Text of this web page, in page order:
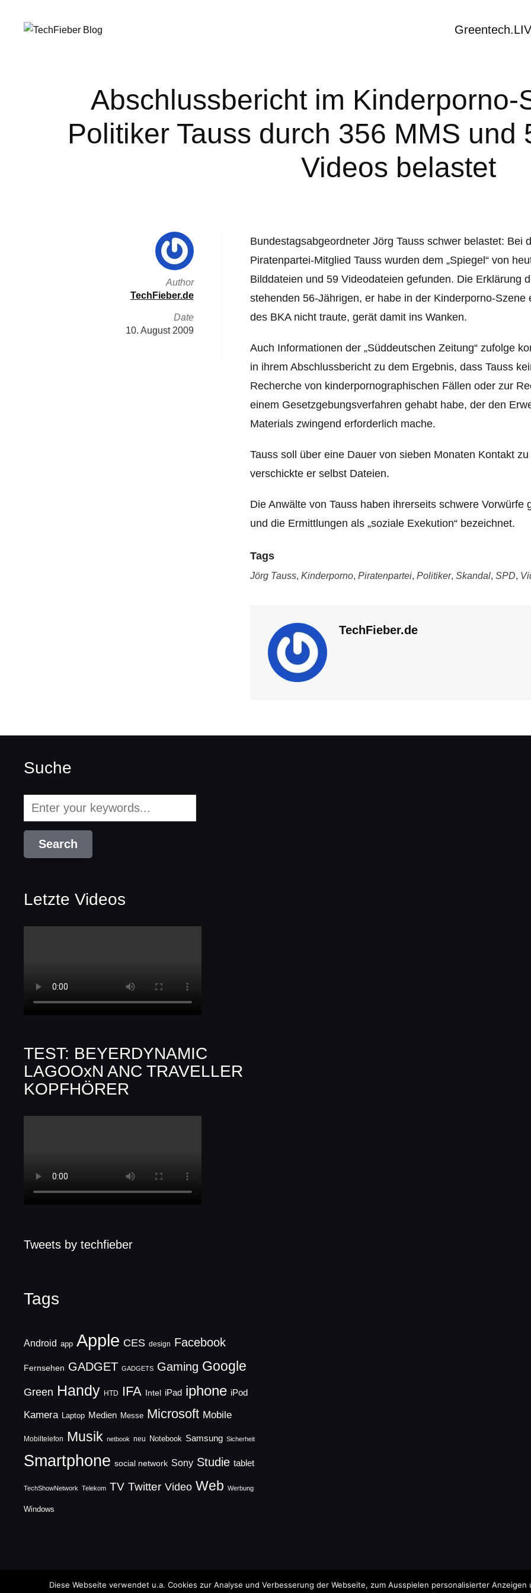
Abschlussbericht im Kinderporno-
Politiker Tauss durch 356 MMS und
Videos belastet
Bundestagsabgeordneter Jörg Tauss schwer belastet: Bei
Piratenpartei-Mitglied Tauss wurden dem „Spiegel“ von
Bilddateien und 59 Videodateien gefunden. Die Erklärung
stehenden 56-Jährigen, er habe in der Kinderporno-
des BKA nicht traute, gerät damit ins Wanken.
Auch Informationen der „Süddeutschen Zeitung“ zufolge
in ihrem Abschlussbericht zu dem Ergebnis, dass Tauss
Recherche von kinderpornographischen Fällen oder zur
einem Gesetzgebungsverfahren gehabt habe, der den
Materials zwingend erforderlich mache.
Tauss soll über eine Dauer von sieben Monaten Kontakt
verschickte er selbst Dateien.
Die Anwälte von Tauss haben ihrerseits schwere
und die Ermittlungen als „soziale Exekution“ bezeichnet.
Tags
Jörg Tauss, Kinderporno, Piratenpartei, Politiker, Skandal, SPD,
TechFieber.de
Author
TechFieber.de
Date
10. August 2009
Suche
Letzte Videos
TEST: BEYERDYNAMIC
LAGOOxN ANC TRAVELLER
KOPFHÖRER
Tweets by techfieber
Tags
Android app Apple CES design Facebook
Fernsehen GADGET GADGETS Gaming Google
Green Handy HTD IFA Intel iPad iphone iPod
Kamera Laptop Medien Messe Microsoft Mobile
Mobiltelefon Musik netbook neu Notebook Samsung Sicherheit
Smartphone social network Sony Studie tablet
TechShowNetwork Telekom TV Twitter Video Web Werbung
Windows
Copyright © 2026 TechFieber Blog
Diese Webseite verwendet u.a. Cookies zur Analyse und Verbesserung der Webseite, zum Ausspielen personalisierter